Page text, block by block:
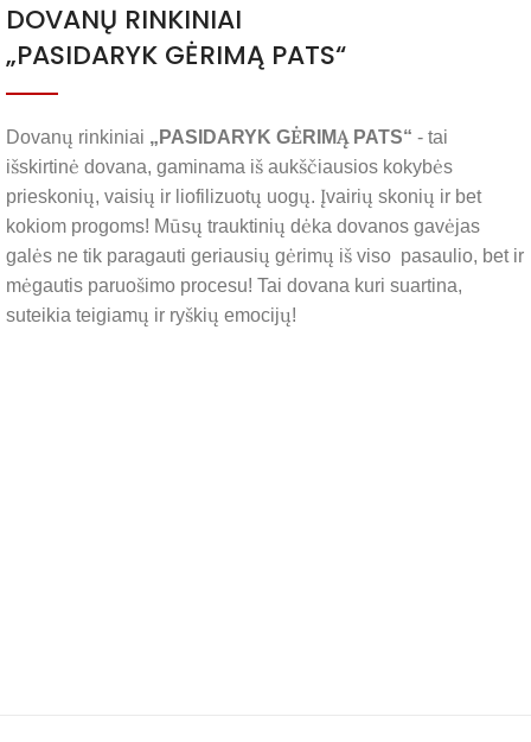
DOVANŲ RINKINIAI
„PASIDARYK GĖRIMĄ PATS“
Dovanų rinkiniai „PASIDARYK GĖRIMĄ PATS“ - tai
išskirtinė dovana, gaminama iš aukščiausios kokybės
prieskonių, vaisių ir liofilizuotų uogų. Įvairių skonių ir bet
kokiom progoms! Mūsų trauktinių dėka dovanos gavėjas
galės ne tik paragauti geriausių gėrimų iš viso pasaulio, bet ir
mėgautis paruošimo procesu! Tai dovana kuri suartina,
suteikia teigiamų ir ryškių emocijų!